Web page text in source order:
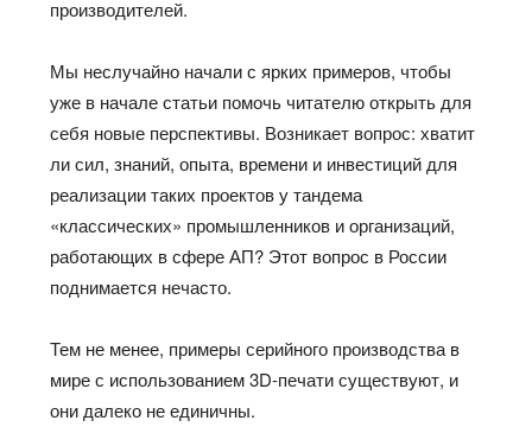
производителей.
Мы неслучайно начали с ярких примеров, чтобы
уже в начале статьи помочь читателю открыть для
себя новые перспективы. Возникает вопрос: хватит
ли сил, знаний, опыта, времени и инвестиций для
реализации таких проектов у тандема
«классических» промышленников и организаций,
работающих в сфере АП? Этот вопрос в России
поднимается нечасто.
Тем не менее, примеры серийного производства в
мире с использованием 3D-печати существуют, и
они далеко не единичны.